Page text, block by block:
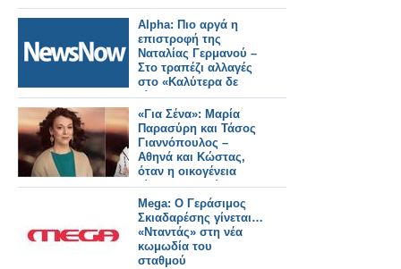
Alpha: Πιο αργά η
επιστροφή της
Ναταλίας Γερμανού –
Στο τραπέζι αλλαγές
στο «Καλύτερα δε
γίνεται»
«Για Σένα»: Μαρία
Παρασύρη και Τάσος
Γιαννόπουλος –
Αθηνά και Κώστας,
όταν η οικογένεια
γίνεται καταφύγιο
Mega: Ο Γεράσιμος
Σκιαδαρέσης γίνεται…
«Νταντάς» στη νέα
κωμωδία του
σταθμού